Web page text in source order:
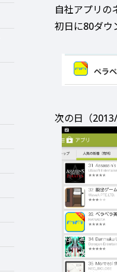
自社アプリの
初日に80ダウ
次の日（